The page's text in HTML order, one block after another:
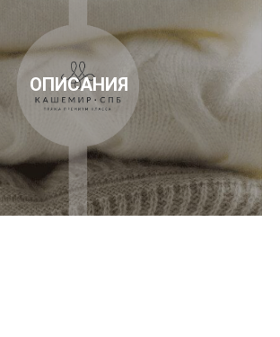
ОПИСАНИЯ